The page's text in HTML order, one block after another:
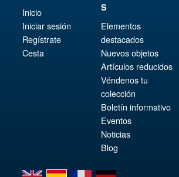
Inicio
Iniciar sesión
Regístrate
Cesta
S
Elementos
destacados
Nuevos objetos
Artículos reducidos
Véndenos tu
colección
Boletín informativo
Eventos
Noticias
Blog
en es fr de